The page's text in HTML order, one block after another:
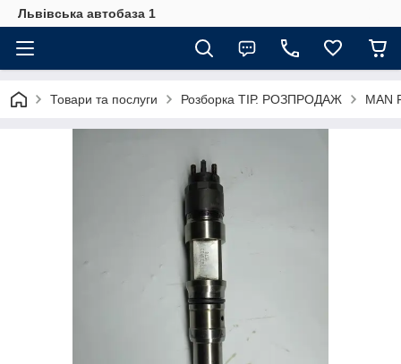
Львівська автобаза 1
Товари та послуги Розборка ТІР. РОЗПРОДАЖ MAN